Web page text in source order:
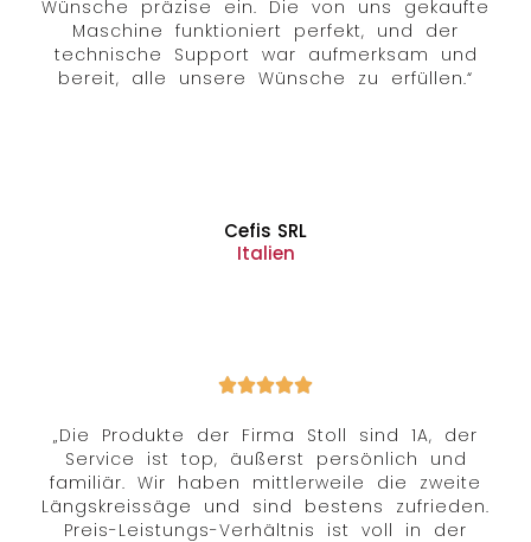
Wünsche präzise ein. Die von uns gekaufte
Maschine funktioniert perfekt, und der
technische Support war aufmerksam und
bereit, alle unsere Wünsche zu erfüllen.“
Cefis SRL
Italien
„Die Produkte der Firma Stoll sind 1A, der
Service ist top, äußerst persönlich und
familiär. Wir haben mittlerweile die zweite
Längskreissäge und sind bestens zufrieden.
Preis-Leistungs-Verhältnis ist voll in der